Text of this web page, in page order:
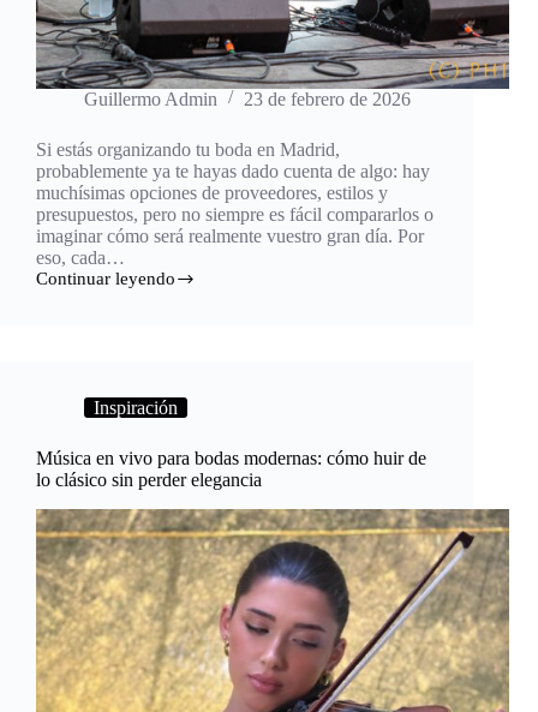
Guillermo Admin 23 de febrero de 2026
Si estás organizando tu boda en Madrid,
probablemente ya te hayas dado cuenta de algo: hay
muchísimas opciones de proveedores, estilos y
presupuestos, pero no siempre es fácil compararlos o
imaginar cómo será realmente vuestro gran día. Por
eso, cada…
Continuar leyendo
Inspiración
Música en vivo para bodas modernas: cómo huir de
lo clásico sin perder elegancia